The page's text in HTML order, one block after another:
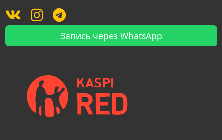
Запись через WhatsApp